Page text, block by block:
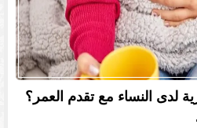
لدى النساء مع تقدم العمر؟